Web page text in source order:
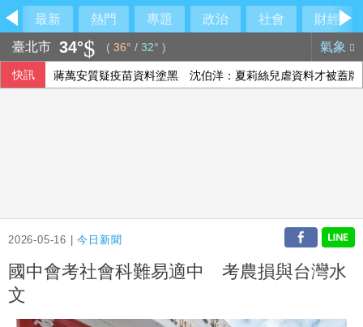
最新 熱門 專題 政治 社會
財經
臺北市 34° ( 36° / 32° ) 氣象
快訊 蔣萬安質疑疫苗資料塗黑 沈伯洋：夏莉絲兒虐資料才被蓋牌
2026-05-16 |今日新聞
國中會考社會科難易適中 考農損與台灣水
文